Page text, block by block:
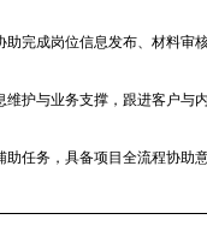
完成岗位信息发布、材料审
护与业务支撑，跟进客户与
任务，具备项目全流程协助意